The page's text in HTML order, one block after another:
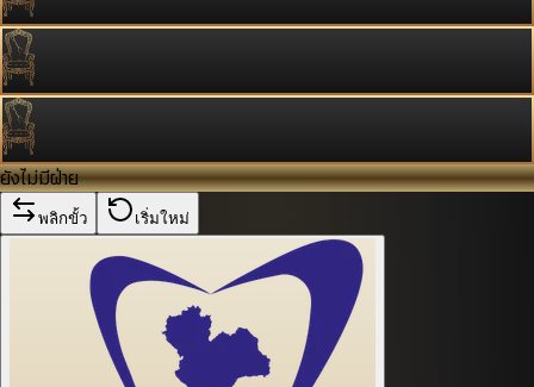
ยังไม่มีฝ่าย
พลิกขั้ว เริ่มใหม่